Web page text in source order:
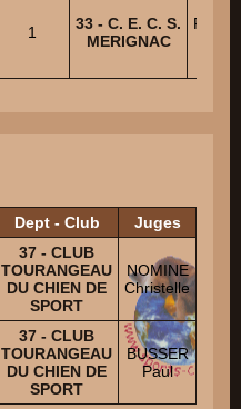
1
33 - C. E. C. S.
MERIGNAC
Dept - Club Juges
37 - CLUB
TOURANGEAU
DU CHIEN DE
SPORT
NOMINE
Christelle
37 - CLUB
TOURANGEAU
DU CHIEN DE
SPORT
BUSSER
Paul